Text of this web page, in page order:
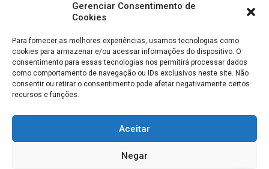
Gerenciar Consentimento de
Cookies
Para fornecer as melhores experiências, usamos tecnologias como
cookies para armazenar e/ou acessar informações do dispositivo. O
consentimento para essas tecnologias nos permitirá processar dados
como comportamento de navegação ou IDs exclusivos neste site. Não
consentir ou retirar o consentimento pode afetar negativamente certos
recursos e funções.
Aceitar
Negar
Todos Direitos Reservados a Drica Enfeites Pet Shop - CNPJ:
03.238.240/0001-39 -Desenvolvimento e Suporte